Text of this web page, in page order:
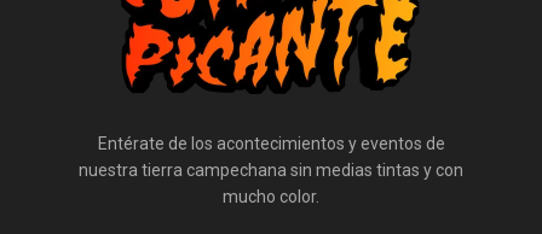
Entérate de los acontecimientos y eventos de
nuestra tierra campechana sin medias tintas y con
mucho color.